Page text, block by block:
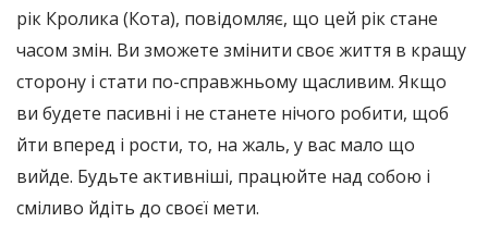
рік Кролика (Кота), повідомляє, що цей рік стане
часом змін. Ви зможете змінити своє життя в кращу
сторону і стати по-справжньому щасливим. Якщо
ви будете пасивні і не станете нічого робити, щоб
йти вперед і рости, то, на жаль, у вас мало що
вийде. Будьте активніші, працюйте над собою і
сміливо йдіть до своєї мети.